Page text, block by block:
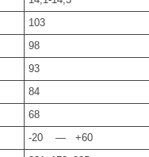
103
98
93
84
68
-20 — +60